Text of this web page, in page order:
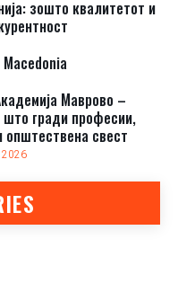
зошто квалитетот и
Маврово –
што гради професии,
општествена свест
2026